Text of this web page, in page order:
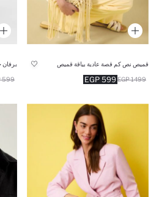
قميص نص كم قصة عادية بياقة قميص
599 EGP 1499 EGP
599 EGP